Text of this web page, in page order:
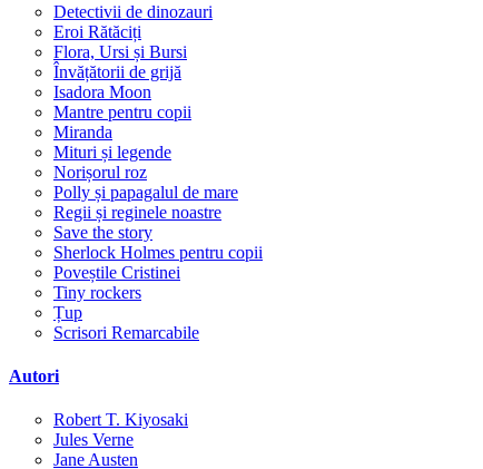
Detectivii de dinozauri
Eroi Rătăciți
Flora, Ursi și Bursi
Învățătorii de grijă
Isadora Moon
Mantre pentru copii
Miranda
Mituri și legende
Norișorul roz
Polly și papagalul de mare
Regii și reginele noastre
Save the story
Sherlock Holmes pentru copii
Poveștile Cristinei
Tiny rockers
Țup
Scrisori Remarcabile
Autori
Robert T. Kiyosaki
Jules Verne
Jane Austen